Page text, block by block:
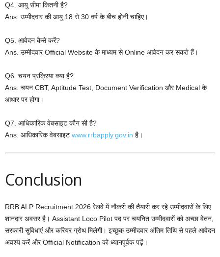
Q4. आयु सीमा कितनी है?
Ans. उम्मीदवार की आयु 18 से 30 वर्ष के बीच होनी चाहिए।
Q5. आवेदन कैसे करें?
Ans. उम्मीदवार Official Website के माध्यम से Online आवेदन कर सकते हैं।
Q6. चयन प्रक्रिया क्या है?
Ans. चयन CBT, Aptitude Test, Document Verification और Medical के
आधार पर होगा।
Q7. आधिकारिक वेबसाइट कौन सी है?
Ans. आधिकारिक वेबसाइट www.rrbapply.gov.in है।
Conclusion
RRB ALP Recruitment 2026 रेलवे में नौकरी की तैयारी कर रहे उम्मीदवारों के लिए
शानदार अवसर है। Assistant Loco Pilot पद पर चयनित उम्मीदवारों को अच्छा वेतन,
सरकारी सुविधाएं और करियर ग्रोथ मिलेगी। इच्छुक उम्मीदवार अंतिम तिथि से पहले आवेदन
अवश्य करें और Official Notification को ध्यानपूर्वक पढ़ें।